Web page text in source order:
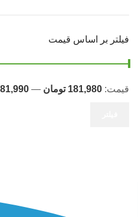
فیلتر بر اساس قیمت
قیمت: 181,980 تومان —
181,990